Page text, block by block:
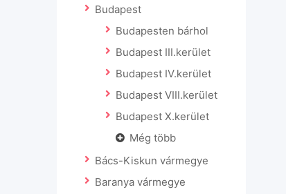
Budapest
Budapesten bárhol
Budapest III.kerület
Budapest IV.kerület
Budapest VIII.kerület
Budapest X.kerület
Még több
Bács-Kiskun vármegye
Baranya vármegye